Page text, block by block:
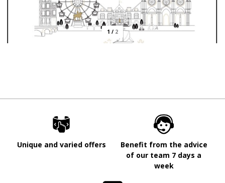
1 / 2
Unique and varied offers
Benefit from the advice
of our team 7 days a
week